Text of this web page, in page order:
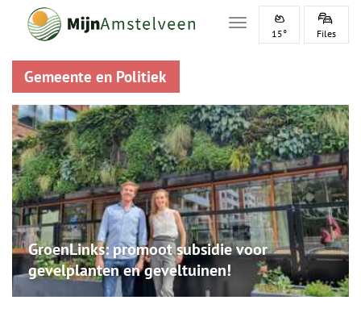
Toggle navigation
15° Files
Gemeente en Politiek
GroenLinks: promoot subsidie voor
gevelplanten en geveltuinen!